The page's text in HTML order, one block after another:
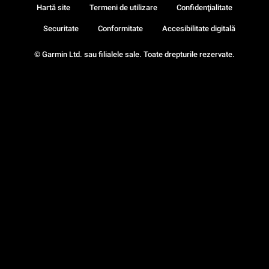
© Garmin Ltd. sau filialele sale. Toate drepturile rezervate.
Hartă site Termeni de utilizare Confidenţialitate
Securitate Conformitate Accesibilitate digitală